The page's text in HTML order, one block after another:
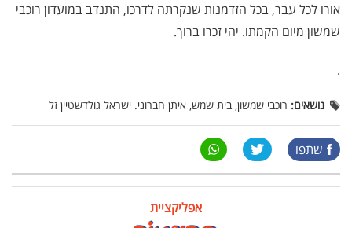
אורו לכל עבר, בכל הזדמנות שנקרתה לדרכו, התנדב במועדון רוכבי
שמשון מיום הקמתו. יהי זכרו ברוך.
.
נושאים: רוכבי שמשון, בית שמש, איתן חברוני. ישראל גולדשטיין זל
שתפו
אפליקציית